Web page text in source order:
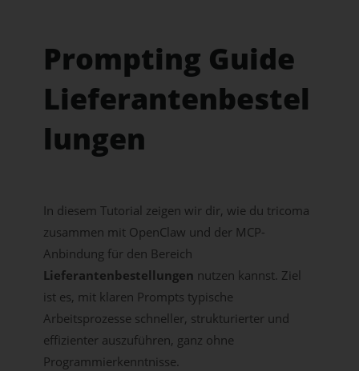
Prompting Guide
Lieferantenbestel
lungen
In diesem Tutorial zeigen wir dir, wie du tricoma
zusammen mit OpenClaw und der MCP-
Anbindung für den Bereich
Lieferantenbestellungen nutzen kannst. Ziel
ist es, mit klaren Prompts typische
Arbeitsprozesse schneller, strukturierter und
effizienter auszuführen, ganz ohne
Programmierkenntnisse.